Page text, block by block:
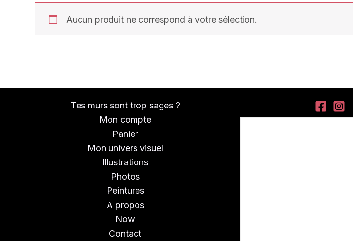
Aucun produit ne correspond à votre sélection.
Tes murs sont trop sages ?
Mon compte
Panier
Mon univers visuel
Illustrations
Photos
Peintures
A propos
Now
Contact